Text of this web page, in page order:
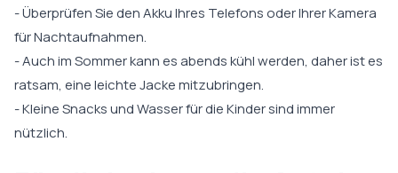
- Überprüfen Sie den Akku Ihres Telefons oder Ihrer Kamera
für Nachtaufnahmen.
- Auch im Sommer kann es abends kühl werden, daher ist es
ratsam, eine leichte Jacke mitzubringen.
- Kleine Snacks und Wasser für die Kinder sind immer
nützlich.